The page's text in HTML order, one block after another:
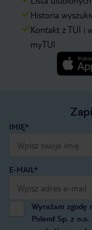
Historia
Kontakt z TUI i
myTUI
IMIĘ*
E-MAIL*
Wyrażam zgodę
Poland Sp. z